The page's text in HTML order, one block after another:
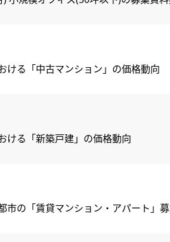
ける「中古マンション」の価格動向
ける「新築戸建」の価格動向
市の「賃貸マンション・アパート」